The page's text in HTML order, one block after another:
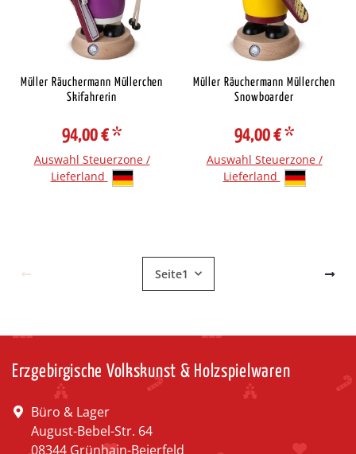
Müller Räuchermann Müllerchen
Skifahrerin
94,00 €*
Auswahl Steuerzone /
Lieferland
Müller Räuchermann Müllerchen
Snowboarder
94,00 €*
Auswahl Steuerzone /
Lieferland
Seite1
Erzgebirgische Volkskunst & Holzspielwaren
Büro & Lager
August-Bebel-Str. 64
08344 Grünhain-Beierfeld